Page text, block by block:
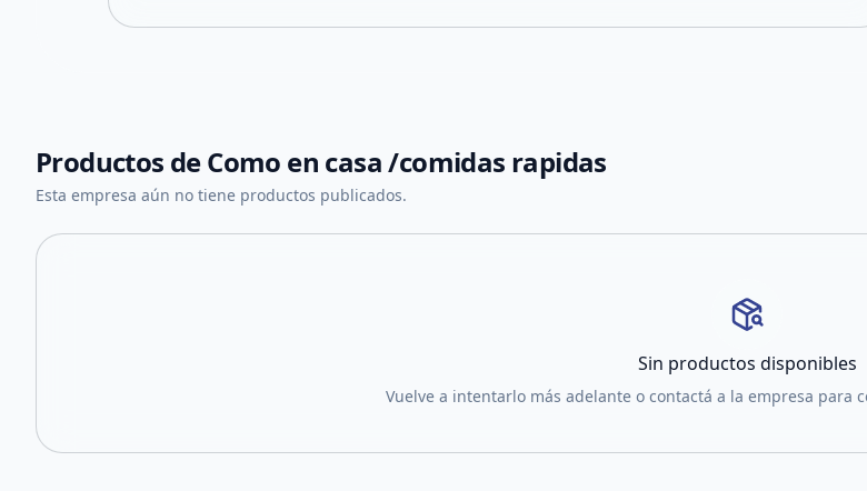
Productos deComo en casa /comidas rapidas
Esta empresa aún no tiene productos publicados.
Sin productos disponibles
Vuelve a intentarlo más adelante o contactá a la empresa para